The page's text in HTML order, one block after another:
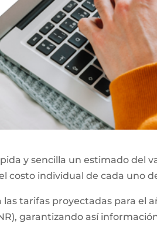
y sencilla un estimado del
costo individual de cada uno
tarifas proyectadas para el
garantizando así